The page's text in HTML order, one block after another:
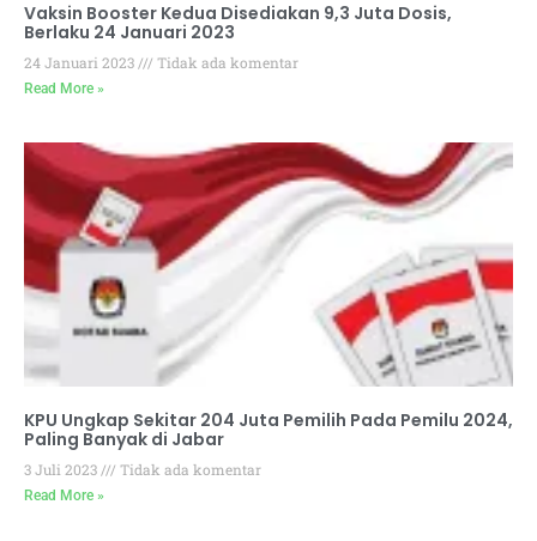
Vaksin Booster Kedua Disediakan 9,3 Juta Dosis,
Berlaku 24 Januari 2023
24 Januari 2023 Tidak ada komentar
Read More »
KPU Ungkap Sekitar 204 Juta Pemilih Pada Pemilu 2024,
Paling Banyak di Jabar
3 Juli 2023 Tidak ada komentar
Read More »